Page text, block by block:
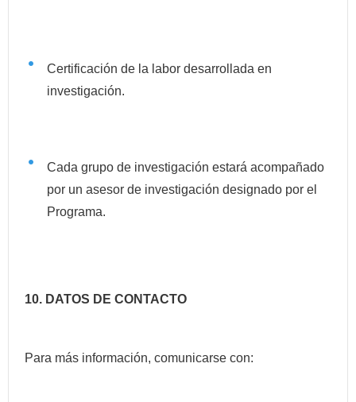
Certificación de la labor desarrollada en
investigación.
Cada grupo de investigación estará acompañado
por un asesor de investigación designado por el
Programa.
10. DATOS DE CONTACTO
Para más información, comunicarse con: